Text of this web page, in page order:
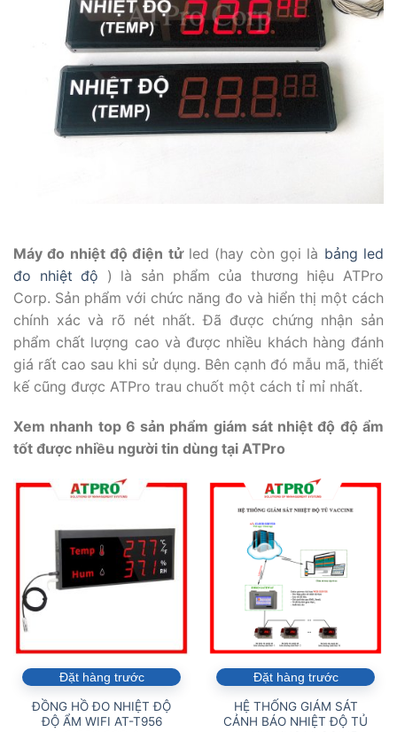
Máy đo nhiệt độ điện tửled (hay còn gọi là bảng led
đo nhiệt độ ) là sản phẩm của thương hiệu ATPro
Corp. Sản phẩm với chức năng đo và hiển thị một cách
chính xác và rõ nét nhất. Đã được chứng nhận sản
phẩm chất lượng cao và được nhiều khách hàng đánh
giá rất cao sau khi sử dụng. Bên cạnh đó mẫu mã, thiết
kế cũng được ATPro trau chuốt một cách tỉ mỉ nhất.
Xem nhanh top 6 sản phẩm giám sát nhiệt độ độ ẩm
tốt được nhiều người tin dùng tại ATPro
Đặt hàng trước
ĐỒNG HỒ ĐO NHIỆT ĐỘ
ĐỘ ẨM WIFI AT-T956
Đặt hàng trước
HỆ THỐNG GIÁM SÁT
CẢNH BÁO NHIỆT ĐỘ TỦ